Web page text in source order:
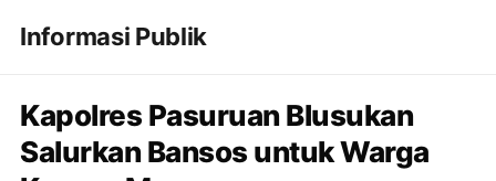
Informasi Publik
Kapolres Pasuruan Blusukan
Salurkan Bansos untuk Warga